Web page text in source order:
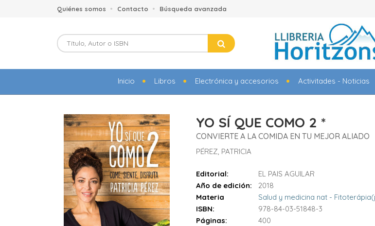
Quiénes somos Contacto Búsqueda avanzada
Inicio Libros Electrónica y accesorios Activitades - Noticias
YO SÍ QUE COMO 2 *
CONVIERTE A LA COMIDA EN TU MEJOR ALIADO
PÉREZ, PATRICIA
Editorial:
EL PAIS AGUILAR
Año de edición:
2018
Materia
Salud y medicina nat -
ISBN:
978-84-03-51848-3
Páginas:
400